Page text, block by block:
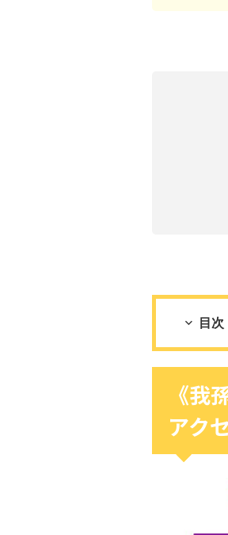
目次
《我
アク